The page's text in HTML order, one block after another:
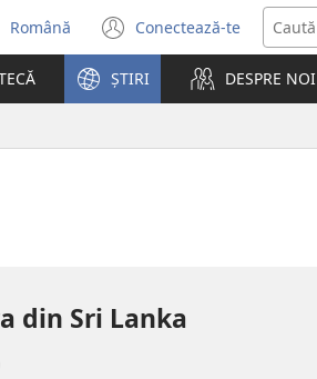
Selectaţi
limba
Română Conectează-te
(se
deschide
fereastră
ȘTIRI DESPRE NOI
din Sri Lanka